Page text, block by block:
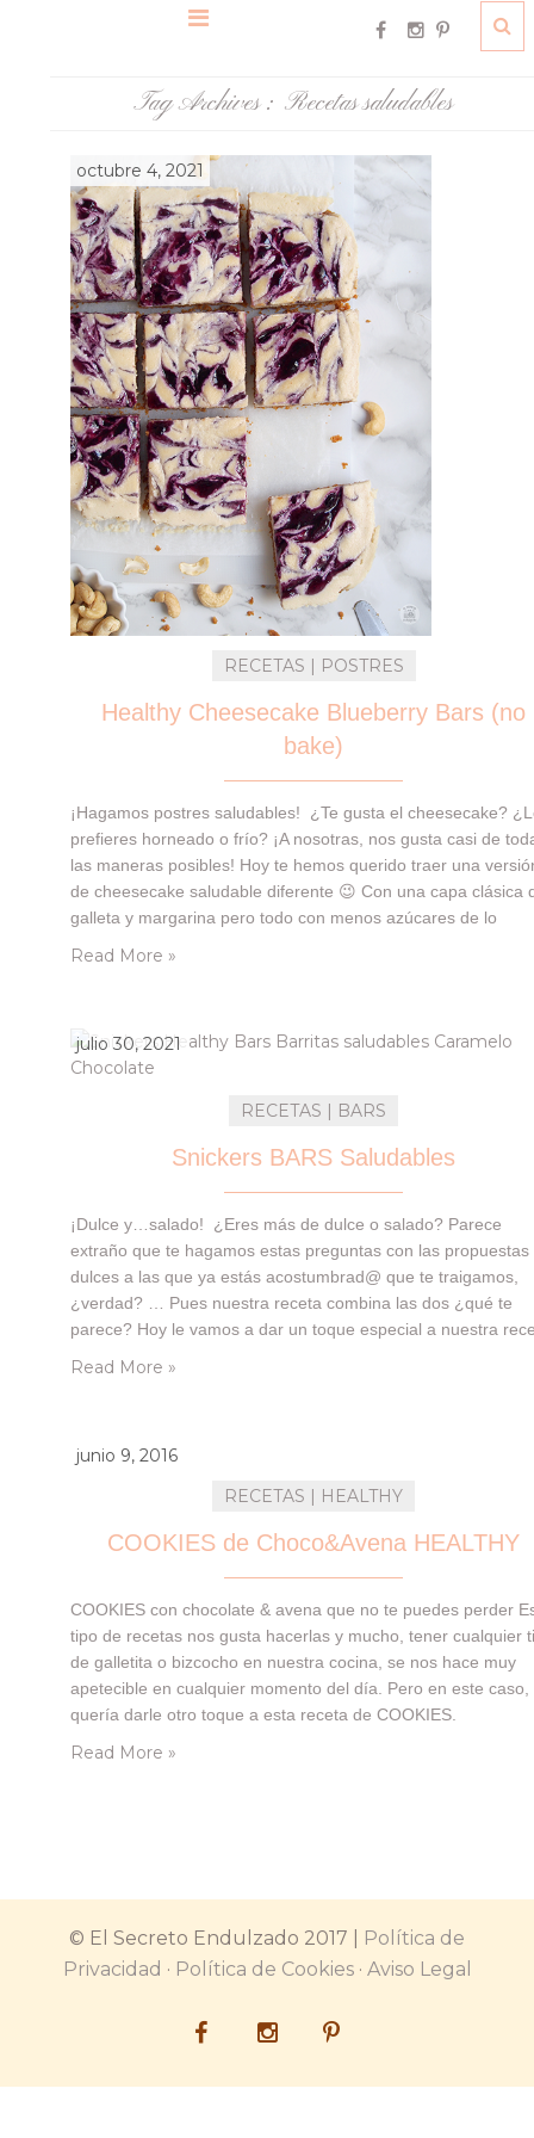
Tag Archives : Recetas saludables
octubre 4, 2021
RECETAS | POSTRES
Healthy Cheesecake Blueberry Bars (no
bake)
¡Hagamos postres saludables! ¿Te gusta el cheesecake?
prefieres horneado o frío? ¡A nosotras, nos gusta casi de
las maneras posibles! Hoy te hemos querido traer una
de cheesecake saludable diferente 😉 Con una capa clásica
galleta y margarina pero todo con menos azúcares de lo
Read More »
julio 30, 2021
RECETAS | BARS
Snickers BARS Saludables
¡Dulce y…salado! ¿Eres más de dulce o salado? Parece
extraño que te hagamos estas preguntas con las propuestas
dulces a las que ya estás acostumbrad@ que te traigamos,
¿verdad? … Pues nuestra receta combina las dos ¿qué te
parece? Hoy le vamos a dar un toque especial a nuestra
Read More »
junio 9, 2016
RECETAS | HEALTHY
COOKIES de Choco&Avena HEALTHY
COOKIES con chocolate & avena que no te puedes perder
tipo de recetas nos gusta hacerlas y mucho, tener cualquier
de galletita o bizcocho en nuestra cocina, se nos hace muy
apetecible en cualquier momento del día. Pero en este caso,
quería darle otro toque a esta receta de COOKIES.
Read More »
© El Secreto Endulzado 2017 |
Política de
Privacidad · Política de Cookies· Aviso Legal